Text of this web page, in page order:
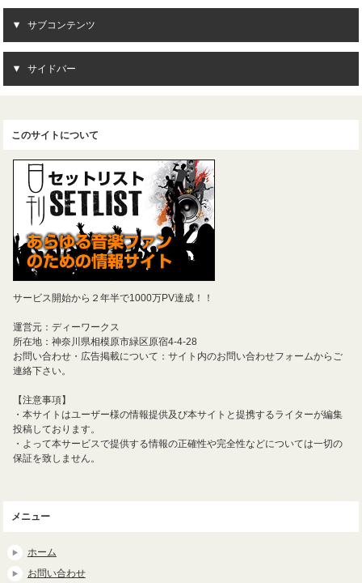
サブコンテンツ
サイドバー
このサイトについて
サービス開始から２年半で1000万PV達成！！
運営元：ディーワークス
所在地：神奈川県相模原市緑区原宿4-4-28
お問い合わせ・広告掲載について：サイト内のお問い合わせフォームからご
連絡下さい。
【注意事項】
・本サイトはユーザー様の情報提供及び本サイトと提携するライターが編集
投稿しております。
・よって本サービスで提供する情報の正確性や完全性などについては一切の
保証を致しません。
メニュー
ホーム
お問い合わせ